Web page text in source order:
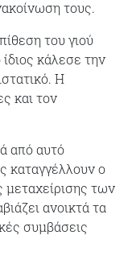
τους.
του γιού
κάλεσε την
Η
και τον
από αυτό
καταγγέλλουν ο
μεταχείρισης των
ανοικτά τα
συμβάσεις